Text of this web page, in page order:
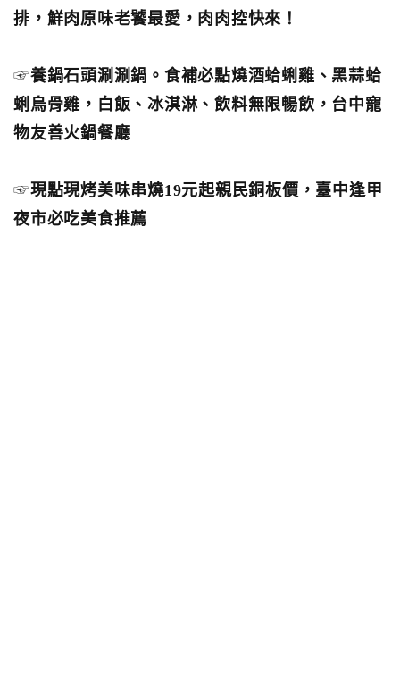
排，鮮肉原味老饕最愛，肉肉控快來！
☞養鍋石頭涮涮鍋。食補必點燒酒蛤蜊雞、黑蒜蛤
蜊烏骨雞，白飯、冰淇淋、飲料無限暢飲，台中寵
物友善火鍋餐廳
☞現點現烤美味串燒19元起親民銅板價，臺中逢甲
夜市必吃美食推薦